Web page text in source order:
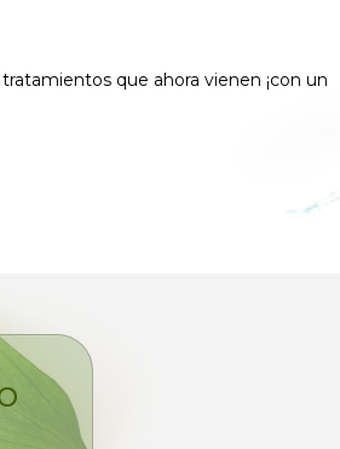
que ahora vienen ¡con un